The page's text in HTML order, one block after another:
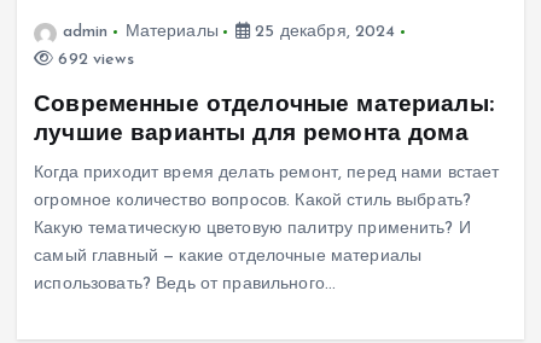
admin Материалы
25 декабря, 2024
692 views
Современные отделочные материалы:
лучшие варианты для ремонта дома
Когда приходит время делать ремонт, перед нами встает
огромное количество вопросов. Какой стиль выбрать?
Какую тематическую цветовую палитру применить? И
самый главный — какие отделочные материалы
использовать? Ведь от правильного…